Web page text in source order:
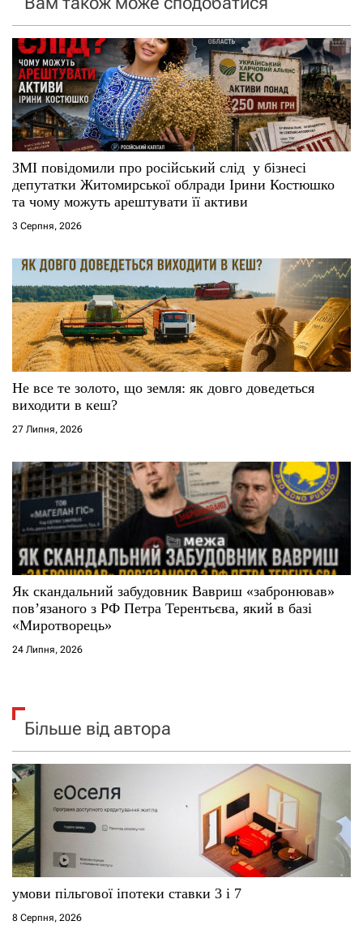
з
а
п
и
с
і
ЗМІ повідомили про російський слід у бізнесі
депутатки Житомирської облради Ірини Костюшко
та чому можуть арештувати її активи
3 Серпня, 2026
Не все те золото, що земля: як довго доведеться
виходити в кеш?
27 Липня, 2026
Як скандальний забудовник Вавриш «забронював»
повʼязаного з РФ Петра Терентьєва, який в базі
«Миротворець»
24 Липня, 2026
Більше від автора
умови пільгової іпотеки ставки 3 і 7
8 Серпня, 2026